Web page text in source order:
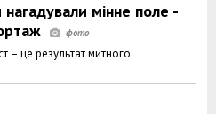
мінне поле -
– це результат митного